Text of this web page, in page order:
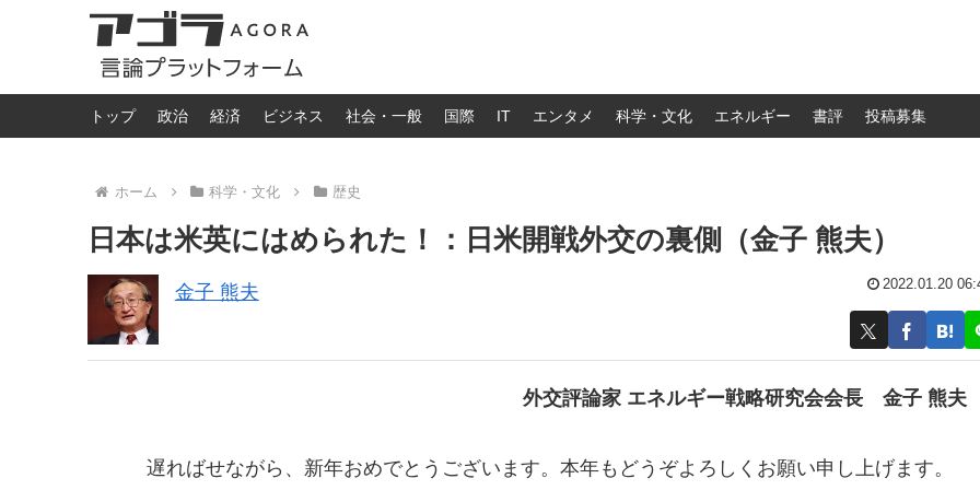
トップ 政治 経済 ビジネス 社会・一般 国際 IT エンタメ 科学・文化 エネルギー 書評 投稿募集
ホーム 科学・文化 歴史
日本は米英にはめられた！：日米開戦外交の裏側（金子 熊夫）
金子 熊夫 2022.01.20
外交評論家 エネルギー戦略研究会会長 金子 熊夫
遅ればせながら、新年おめでとうございます。本年もどうぞよろしくお願い申し上げます。